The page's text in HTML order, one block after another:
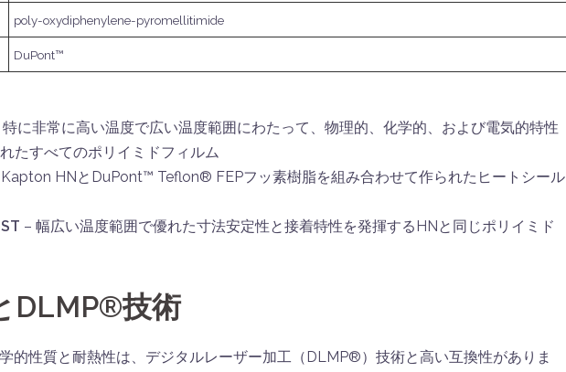
poly-oxydiphenylene-pyromellitimide
DuPont™
特に非常に高い温度で広い温度範囲にわたって、物理的、化学的、および電気的特性
たすべてのポリイミドフィルム
HNとDuPont™ Teflon® FEPフッ素樹脂を組み合わせて作られたヒートシール
– 幅広い温度範囲で優れた寸法安定性と接着特性を発揮するHNと同じポリイミド
DLMP®技術
的性質と耐熱性は、デジタルレーザー加工（DLMP®）技術と高い互換性がありま